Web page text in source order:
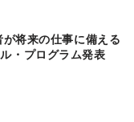
将来の仕事に備える
・プログラム発表